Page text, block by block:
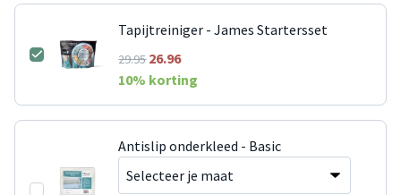
Tapijtreiniger - James Startersset
29.9526.96
10% korting
Antislip onderkleed - Basic